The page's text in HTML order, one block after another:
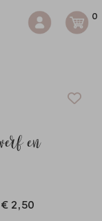
0
en
€ 2,50